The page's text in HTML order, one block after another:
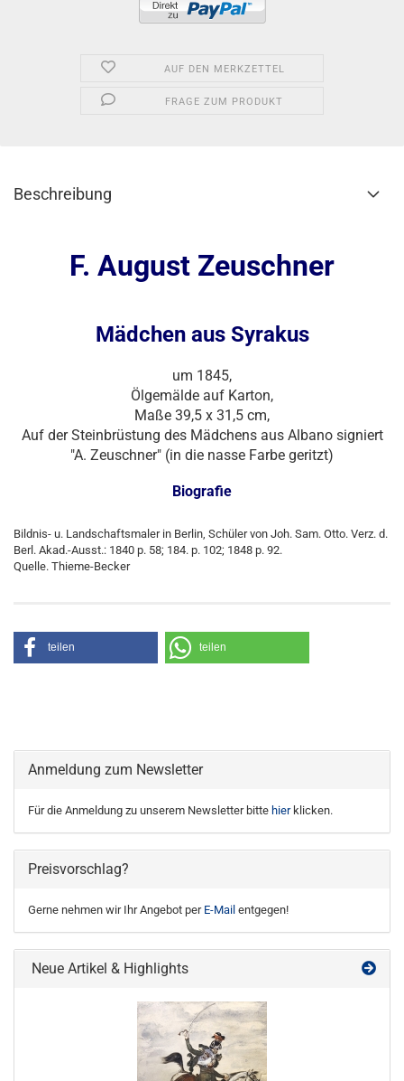
AUF DEN MERKZETTEL
FRAGE ZUM PRODUKT
Beschreibung
F. August Zeuschner
Mädchen aus Syrakus
um 1845,
Ölgemälde auf Karton,
Maße 39,5 x 31,5 cm,
Auf der Steinbrüstung des Mädchens aus Albano signiert
"A. Zeuschner" (in die nasse Farbe geritzt)
Biografie
Bildnis- u. Landschaftsmaler in Berlin, Schüler von Joh. Sam. Otto. Verz. d.
Berl. Akad.-Ausst.: 1840 p. 58; 184. p. 102; 1848 p. 92.
Quelle. Thieme-Becker
teilen teilen
Anmeldung zum Newsletter
Für die Anmeldung zu unserem Newsletter bitte hierklicken.
Preisvorschlag?
Gerne nehmen wir Ihr Angebot per E-Mail entgegen!
Neue Artikel & Highlights